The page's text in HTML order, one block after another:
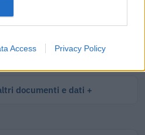
Access Privacy Policy
Società di Persone
documenti e dati